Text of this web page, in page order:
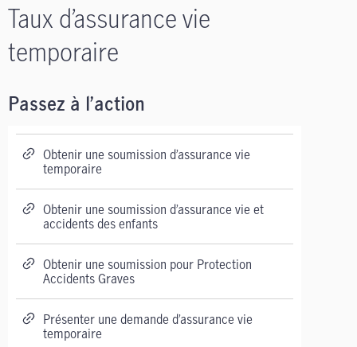
Taux d’assurance vie
temporaire
Passez à l’action
Obtenir une soumission d’assurance vie
temporaire
Obtenir une soumission d’assurance vie et
accidents des enfants
Obtenir une soumission pour Protection
Accidents Graves
Présenter une demande d’assurance vie
temporaire